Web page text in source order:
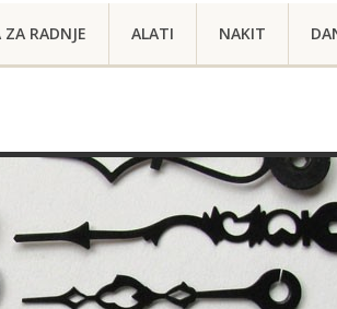
ZA RADNJE ALATI NAKIT